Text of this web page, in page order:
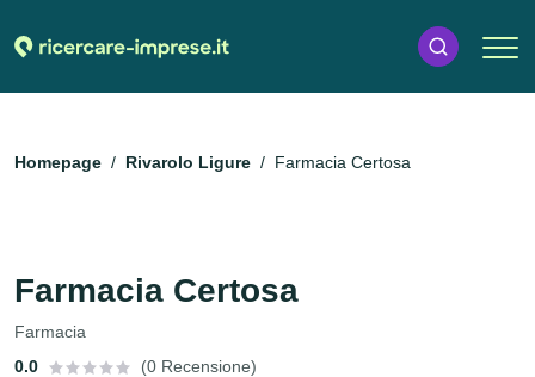
Homepage Rivarolo Ligure Farmacia Certosa
Farmacia Certosa
Farmacia
0.0
(0 Recensione)